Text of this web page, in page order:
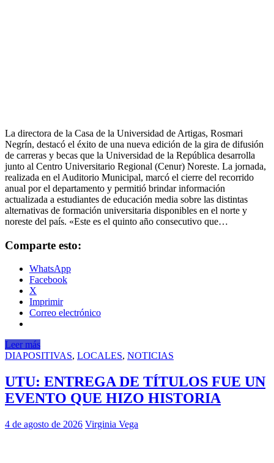
La directora de la Casa de la Universidad de Artigas, Rosmari
Negrín, destacó el éxito de una nueva edición de la gira de difusión
de carreras y becas que la Universidad de la República desarrolla
junto al Centro Universitario Regional (Cenur) Noreste. La jornada,
realizada en el Auditorio Municipal, marcó el cierre del recorrido
anual por el departamento y permitió brindar información
actualizada a estudiantes de educación media sobre las distintas
alternativas de formación universitaria disponibles en el norte y
noreste del país. «Este es el quinto año consecutivo que…
Comparte esto:
WhatsApp
Facebook
X
Imprimir
Correo electrónico
Leer más
DIAPOSITIVAS, LOCALES, NOTICIAS
UTU: ENTREGA DE TÍTULOS FUE UN
EVENTO QUE HIZO HISTORIA
4 de agosto de 2026 Virginia Vega